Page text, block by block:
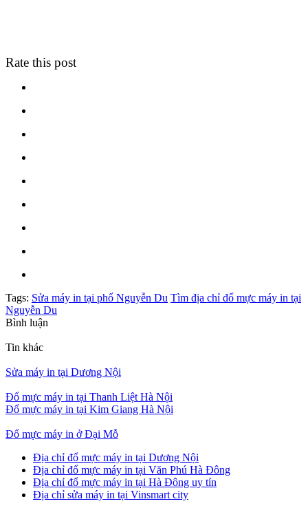
Rate this post
Tags: Sửa máy in tại phố Nguyễn Du Tìm địa chỉ đổ mực máy in tại
Nguyễn Du
Bình luận
Tin khác
Sửa máy in tại Dương Nội
Đổ mực máy in tại Thanh Liệt Hà Nội
Đổ mực máy in tại Kim Giang Hà Nội
Đổ mực máy in ở Đại Mỗ
Địa chỉ đổ mực máy in tại Dương Nội
Địa chỉ đổ mực máy in tại Văn Phú Hà Đông
Địa chỉ đổ mực máy in tại Hà Đông uy tín
Địa chỉ sửa máy in tại Vinsmart city